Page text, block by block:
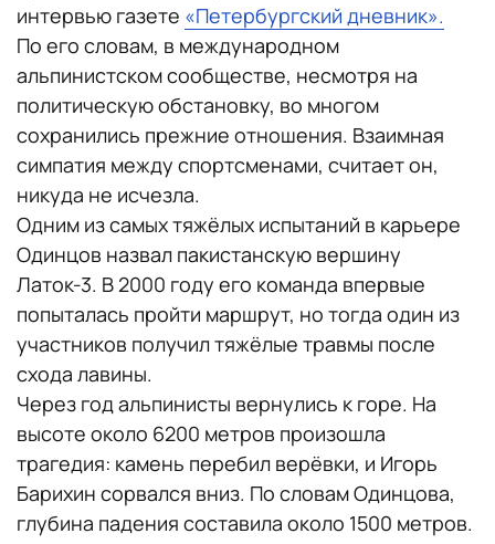
интервью газете «Петербургский дневник».
По его словам, в международном
альпинистском сообществе, несмотря на
политическую обстановку, во многом
сохранились прежние отношения. Взаимная
симпатия между спортсменами, считает он,
никуда не исчезла.
Одним из самых тяжёлых испытаний в карьере
Одинцов назвал пакистанскую вершину
Латок-3. В 2000 году его команда впервые
попыталась пройти маршрут, но тогда один из
участников получил тяжёлые травмы после
схода лавины.
Через год альпинисты вернулись к горе. На
высоте около 6200 метров произошла
трагедия: камень перебил верёвки, и Игорь
Барихин сорвался вниз. По словам Одинцова,
глубина падения составила около 1500 метров.